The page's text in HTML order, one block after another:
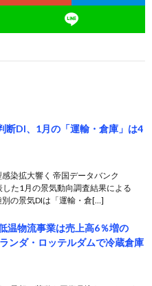
断DI、1月の「運輸・倉庫」は4
染拡大響く 帝国データバンク
した1月の景気動向調査結果による
の景気DIは「運輸・倉[…]
温物流事業は売上高6％増の
ンダ・ロッテルダムで冷蔵倉庫